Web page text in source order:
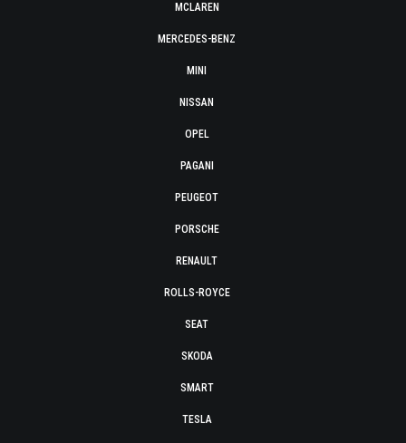
MCLAREN
MERCEDES-BENZ
MINI
NISSAN
OPEL
PAGANI
PEUGEOT
PORSCHE
RENAULT
ROLLS-ROYCE
SEAT
SKODA
SMART
TESLA